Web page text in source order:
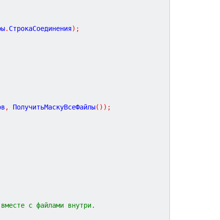
. СтрокаСоединения) ;
, ПолучитьМаскуВсеФайлы( ) ) ;
с файлами внутри.